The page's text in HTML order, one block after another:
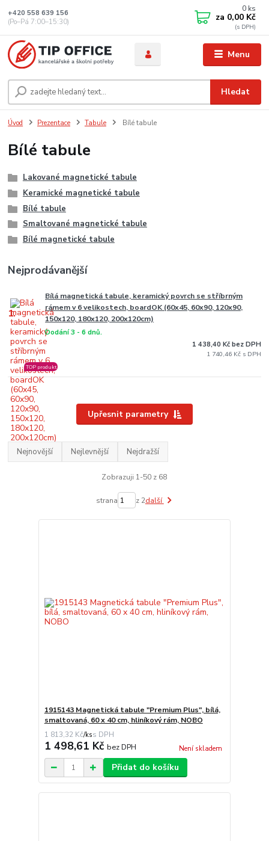
Menu
Hledat
+420 558 639 156
(Po–Pá 7:00–15:30)
0 ks
za 0,00 Kč
Úvod Prezentace Tabule Bílé tabule
Bílé tabule
Lakované magnetické tabule
Keramické magnetické tabule
Bílé tabule
Smaltované magnetické tabule
Bílé magnetické tabule
Nejprodávanější
1.
Bílá magnetická tabule, keramický povrch se stříbrným
rámem v 6 velikostech, boardOK (60x45, 60x90, 120x90,
150x120, 180x120, 200x120cm)
Dodání 3 - 6 dnů.
TOP produkt
1 740,46 Kč
1 438,40 Kč bez DPH
Upřesnit parametry
Nejnovější Nejlevnější Nejdražší
Zobrazuji 1-50 z 68
strana z 2další
1915143 Magnetická tabule "Premium Plus", bílá,
smaltovaná, 60 x 40 cm, hliníkový rám, NOBO
1 813,32 Kč/ks
1 498,61 Kč bez DPH Není skladem
Přidat do košíku